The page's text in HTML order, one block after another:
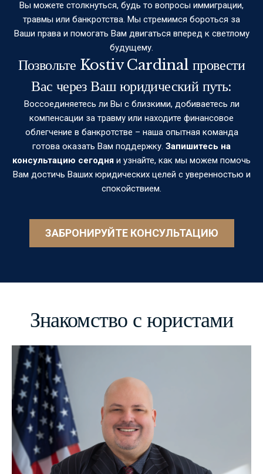
Вы можете столкнуться, будь то вопросы иммиграции,
травмы или банкротства. Мы стремимся бороться за
Ваши права и помогать Вам двигаться вперед к светлому
будущему.
Позвольте Kostiv Cardinal провести
Вас через Ваш юридический путь:
Воссоединяетесь ли Вы с близкими, добиваетесь ли
компенсации за травму или находите финансовое
облегчение в банкротстве – наша опытная команда
готова оказать Вам поддержку. Запишитесь на
консультацию сегодня и узнайте, как мы можем помочь
Вам достичь Ваших юридических целей с уверенностью и
спокойствием.
ЗАБРОНИРУЙТЕ КОНСУЛЬТАЦИЮ
Знакомство с юристами